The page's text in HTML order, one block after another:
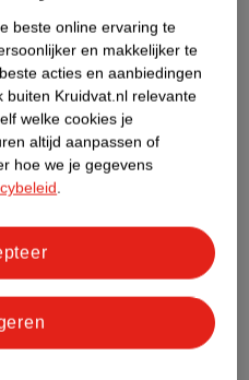
beste online ervaring te
en makkelijker te
acties en aanbiedingen
Kruidvat.nl relevante
welke cookies je
altijd aanpassen of
hoe we je gegevens
.